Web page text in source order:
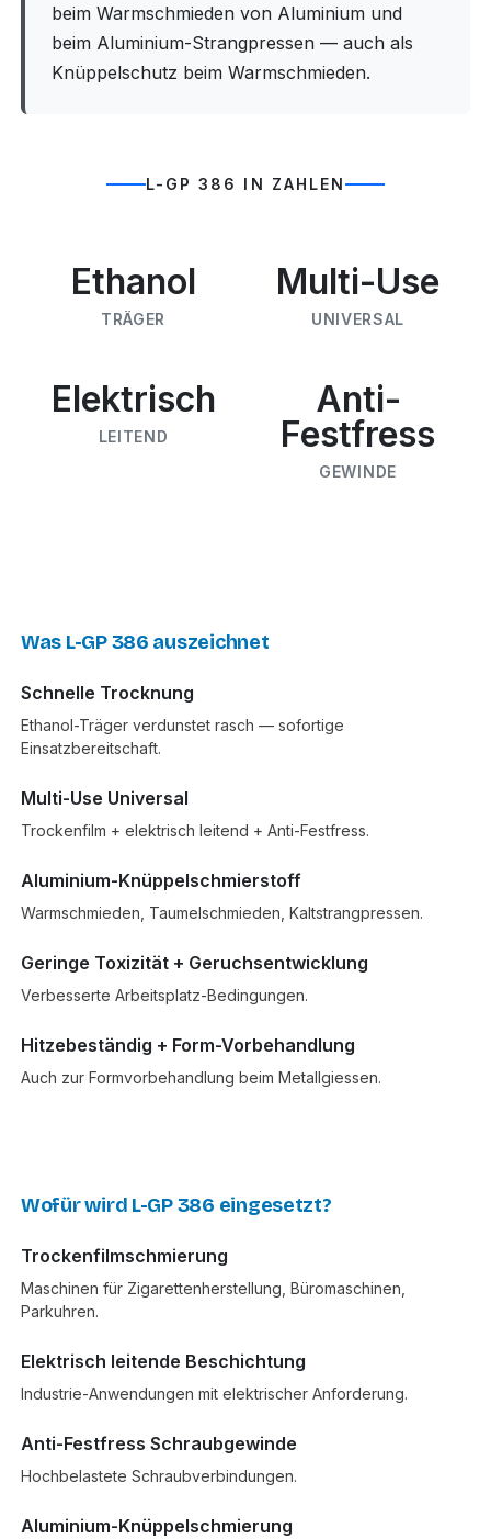
beim Warmschmieden von Aluminium und
beim Aluminium-Strangpressen — auch als
Knüppelschutz beim Warmschmieden.
L-GP 386 IN ZAHLEN
Ethanol
TRÄGER
Multi-Use
UNIVERSAL
Elektrisch
LEITEND
Anti-
Festfress
GEWINDE
Was L-GP 386 auszeichnet
Schnelle Trocknung
Ethanol-Träger verdunstet rasch — sofortige
Einsatzbereitschaft.
Multi-Use Universal
Trockenfilm + elektrisch leitend + Anti-Festfress.
Aluminium-Knüppelschmierstoff
Warmschmieden, Taumelschmieden, Kaltstrangpressen.
Geringe Toxizität + Geruchsentwicklung
Verbesserte Arbeitsplatz-Bedingungen.
Hitzebeständig + Form-Vorbehandlung
Auch zur Formvorbehandlung beim Metallgiessen.
Wofür wird L-GP 386 eingesetzt?
Trockenfilmschmierung
Maschinen für Zigarettenherstellung, Büromaschinen,
Parkuhren.
Elektrisch leitende Beschichtung
Industrie-Anwendungen mit elektrischer Anforderung.
Anti-Festfress Schraubgewinde
Hochbelastete Schraubverbindungen.
Aluminium-Knüppelschmierung